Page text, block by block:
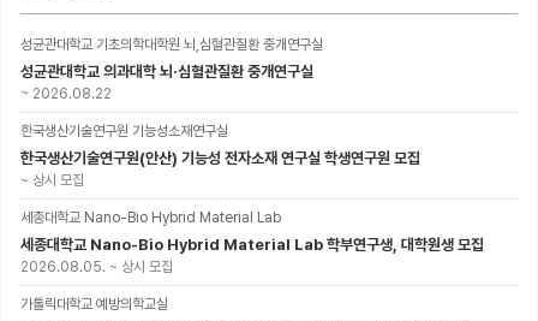
성균관대학교 기초의학대학원 뇌,심혈관질환 중개연구실
성균관대학교 의과대학 뇌·심혈관질환 중개연구실
~ 2026.08.22
한국생산기술연구원 기능성소재연구실
한국생산기술연구원(안산) 기능성 전자소재 연구실 학생연구원 모집
~ 상시 모집
세종대학교 Nano-Bio Hybrid Material Lab
세종대학교 Nano-Bio Hybrid Material Lab 학부연구생, 대학원생 모집
2026.08.05. ~ 상시 모집
가톨릭대학교 예방의학교실